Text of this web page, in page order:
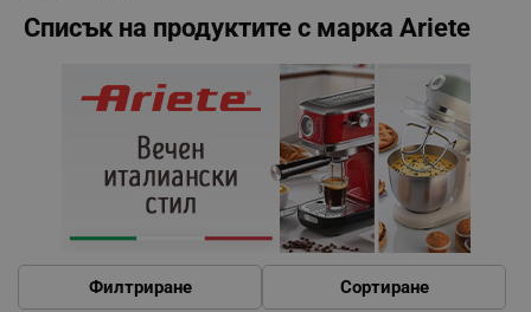
Списък на продуктите с марка Ariete
Филтриране Сортиране